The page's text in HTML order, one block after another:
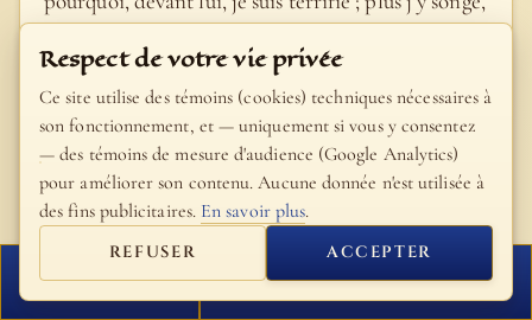
plus il me fait peur. Dieu a brisé mon courage, le
Tout-Puissant me remplit d’effroi» (23, 3. 5-6. 15-
16). Souvent, il ne nous est pas donné de connaître
la raison pour laquelle Dieu retient son bras au
lieu d’intervenir. Du reste, il ne nous empêche pas
non plus de crier, comme Jésus en croix: «Mon
Dieu, mon Dieu, pourquoi m’as-tu abandonné ?»
(Mt 27,46). Dans un dialogue priant, nous devrions
FERMER PROCHAIN VERSET
Respect de votre vie privée
Ce site utilise des témoins (cookies) techniques nécessaires à
son fonctionnement, et — uniquement si vous y consentez
— des témoins de mesure d'audience (Google Analytics)
pour améliorer son contenu. Aucune donnée n'est utilisée à
des fins publicitaires. En savoir plus.
REFUSER ACCEPTER